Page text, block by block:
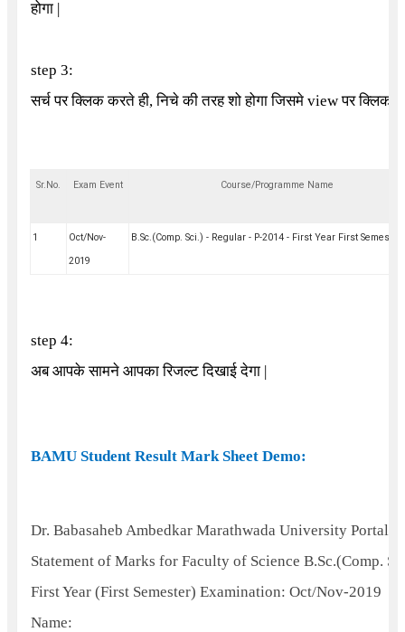
होगा |
step 3:
सर्च पर क्लिक करते ही, निचे की तरह शो होगा जिसमे view पर क्लिक
Sr.No. Exam Event Course/Programme Name
1
Oct/Nov-
2019
B.Sc.(Comp. Sci.) - Regular - P-2014 - First Year First Semester
step 4:
अब आपके सामने आपका रिजल्ट दिखाई देगा |
BAMU Student Result Mark Sheet Demo:
Dr. Babasaheb Ambedkar Marathwada University Portal
Statement of Marks for Faculty of Science B.Sc.(Comp.
First Year (First Semester) Examination: Oct/Nov-2019
Name: